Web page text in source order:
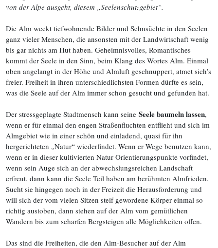
von der Alpe ausgeht, diesem „Seelenschutzgebiet“.
Die Alm weckt tiefwohnende Bilder und Sehnsüchte in den Seelen
ganz vieler Menschen, die ansonsten mit der Landwirtschaft wenig
bis gar nichts am Hut haben. Geheimnisvolles, Romantisches
kommt der Seele in den Sinn, beim Klang des Wortes Alm. Einmal
oben angelangt in der Höhe und Almluft geschnuppert, atmet sich’s
freier. Freiheit in ihren unterschied­lichsten Formen dürfte es sein,
was die Seele auf der Alm immer schon gesucht und gefunden hat.
Der stressgeplagte Stadtmensch kann seine Seele baumeln lassen,
wenn er für einmal den engen Straßenfluchten entflieht und sich im
Almgebiet wie in einer schön und einladend, quasi für ihn
hergerichteten „Natur“ wiederfindet. Wenn er Wege benutzen kann,
wenn er in dieser kultivierten Natur Orientie­rungspunkte vorfindet,
wenn sein Auge sich an der abwechslungsreichen Landschaft
erfreut, dann kann die Seele Teil haben am berühmten Almfrieden.
Sucht sie hingegen noch in der Freizeit die Herausforderung und
will sich der vom vielen Sitzen steif gewordene Körper einmal so
richtig austoben, dann stehen auf der Alm vom gemütlichen
Wandern bis zum scharfen Bergsteigen alle Möglichkeiten offen.
Das sind die Freiheiten, die den Alm-Besucher auf der Alm